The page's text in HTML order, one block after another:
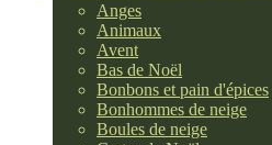
Anges
Animaux
Avent
Bas de Noël
Bonbons et pain d'épices
Bonhommes de neige
Boules de neige